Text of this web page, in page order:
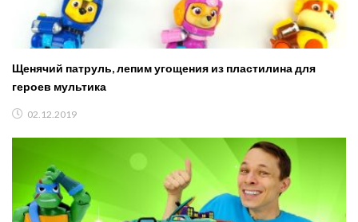
Щенячий патруль, лепим угощения из пластилина для
героев мультика
02.12.2019